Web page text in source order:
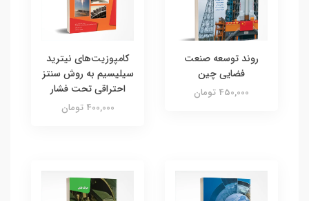
روند توسعه صنعت
فضایی چین
450,000 تومان
کامپوزیت‌های نیترید
سیلیسیم به روش سنتز
احتراقی تحت فشار
400,000 تومان